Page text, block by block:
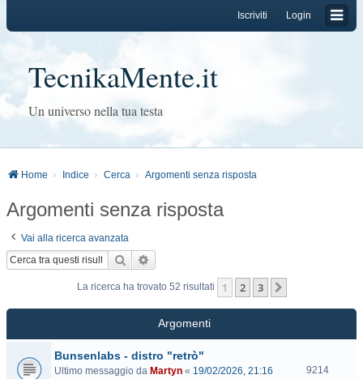
Login
Iscriviti
TecnikaMente.it
Un universo nella tua testa
Home Indice Cerca Argomenti senza risposta
Argomenti senza risposta
Vai alla ricerca avanzata
Cerca
La ricerca ha trovato 52 risultati 1 2 3
Argomenti
Bunsenlabs - distro "retrò"
Ultimo messaggio da Martyn « 19/02/2026, 21:16
9214V